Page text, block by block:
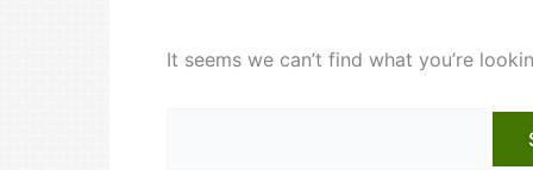
It seems we can’t find what you’re